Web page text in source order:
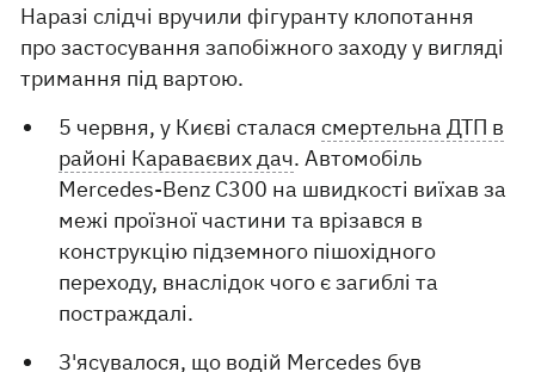
Наразі слідчі вручили фігуранту клопотання
про застосування запобіжного заходу у вигляді
тримання під вартою.
5 червня, у Києві сталасясмертельна ДТП в
районі Караваєвих дач. Автомобіль
Mercedes-Benz C300 на швидкості виїхав за
межі проїзної частини та врізався в
конструкцію підземного пішохідного
переходу, внаслідок чого є загиблі та
постраждалі.
З'ясувалося, що водій Mercedes був